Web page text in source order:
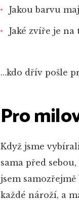
Jakou barvu
Jaké zvíře je
…kdo dřív pošle
Pro
Když jsme
sama před
jsem
každé nároží, a